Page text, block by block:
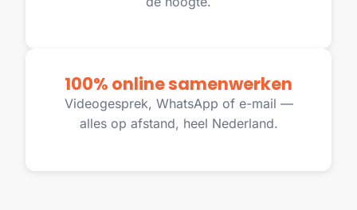
100% online samenwerken
Videogesprek, WhatsApp of e-mail —
alles op afstand, heel Nederland.